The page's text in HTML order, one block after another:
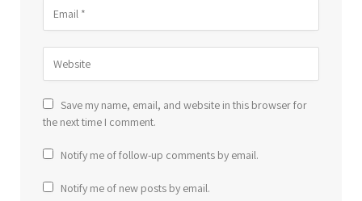
Save my name, email, and website in this browser for
the next time I comment.
Notify me of follow-up comments by email.
Notify me of new posts by email.